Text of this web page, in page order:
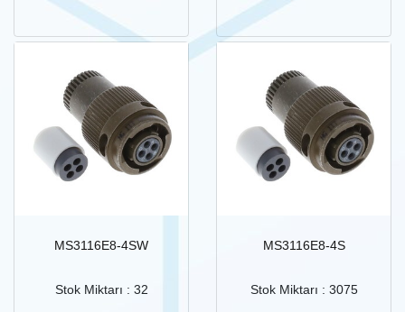
MS3116E8-4SW
Stok Miktarı : 32
MS3116E8-4S
Stok Miktarı : 3075